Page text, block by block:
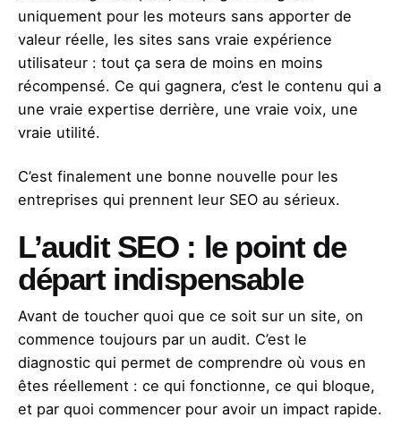
uniquement pour les moteurs sans apporter de
valeur réelle, les sites sans vraie expérience
utilisateur : tout ça sera de moins en moins
récompensé. Ce qui gagnera, c’est le contenu qui a
une vraie expertise derrière, une vraie voix, une
vraie utilité.
C’est finalement une bonne nouvelle pour les
entreprises qui prennent leur SEO au sérieux.
L’audit SEO : le point de
départ indispensable
Avant de toucher quoi que ce soit sur un site, on
commence toujours par un audit. C’est le
diagnostic qui permet de comprendre où vous en
êtes réellement : ce qui fonctionne, ce qui bloque,
et par quoi commencer pour avoir un impact rapide.